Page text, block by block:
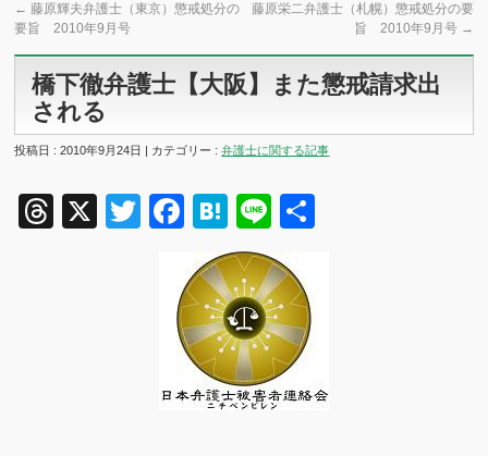
← 藤原輝夫弁護士（東京）懲戒処分の
要旨 2010年9月号
藤原栄二弁護士（札幌）懲戒処分の要
旨 2010年9月号 →
橋下徹弁護士【大阪】また懲戒請求出
される
投稿日 : 2010年9月24日 | カテゴリー :弁護士に関する記事
Threads
X TwitterFacebook
Hatena
Line